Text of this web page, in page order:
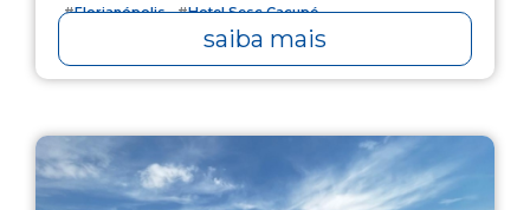
#Florianópolis #Hotel Sesc Cacupé
saiba mais